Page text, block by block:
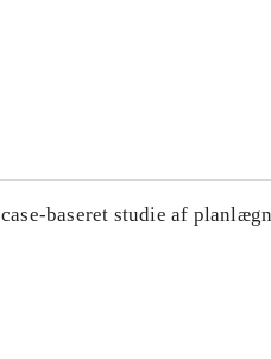
baseret studie af